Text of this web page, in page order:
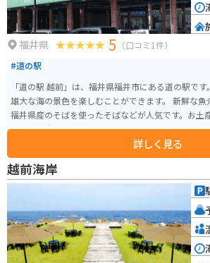
福井県 5 （口コミ1件）
#道の駅
「道の駅 越前」は、福井県福井市にある道の駅です
雄大な海の景色を楽しむことができます。 新鮮な魚介類を使った海鮮丼や、
福井県産のそばを使ったそばなどが人気です。お土
や、若狭塗の箸などがおすすめです。 バイクで行く場合は、日本海沿いの道
路を走ることができ、ツーリングにも最適です。道
憩スペースが完備されているので、安心して休憩する
には、越前岬や東尋坊など、福井県を代表する観光
ます。少し足を延ばせば、雄島や雄島橋など、絶景
詳しく見る
越前海岸